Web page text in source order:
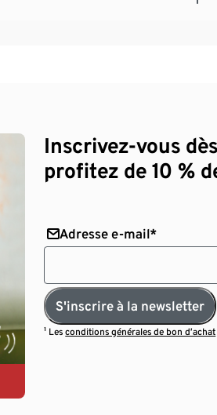
Inscrivez-vous
profitez de 10 %
Adresse e-mail*
S'inscrire à la newsletter
¹ Lesconditions générales de bon d’achat